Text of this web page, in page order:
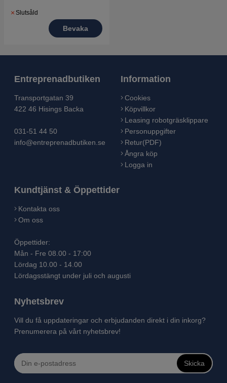
Slutsåld
Bevaka
Entreprenadbutiken
Transportgatan 39
422 46 Hisings Backa
031-51 44 50
info@entreprenadbutiken.se
Information
Cookies
Köpvillkor
Leasing robotgräsklippare
Personuppgifter
Retur(PDF)
Ångra köp
Logga in
Kundtjänst & Öppettider
Kontakta oss
Om oss
Öppettider:
Mån - Fre 08.00 - 17:00
Lördag 10.00 - 14.00
Lördagsstängt under juli och augusti
Nyhetsbrev
Vill du få uppdateringar och erbjudanden direkt i din inkorg?
Prenumerera på vårt nyhetsbrev!
Skicka